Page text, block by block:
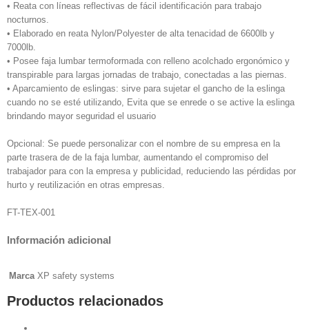
• Reata con líneas reflectivas de fácil identificación para trabajo
nocturnos.
• Elaborado en reata Nylon/Polyester de alta tenacidad de 6600lb y
7000lb.
• Posee faja lumbar termoformada con relleno acolchado ergonómico y
transpirable para largas jornadas de trabajo, conectadas a las piernas.
• Aparcamiento de eslingas: sirve para sujetar el gancho de la eslinga
cuando no se esté utilizando, Evita que se enrede o se active la eslinga
brindando mayor seguridad el usuario
Opcional: Se puede personalizar con el nombre de su empresa en la
parte trasera de de la faja lumbar, aumentando el compromiso del
trabajador para con la empresa y publicidad, reduciendo las pérdidas por
hurto y reutilización en otras empresas.
FT-TEX-001
Información adicional
Marca XP safety systems
Productos relacionados